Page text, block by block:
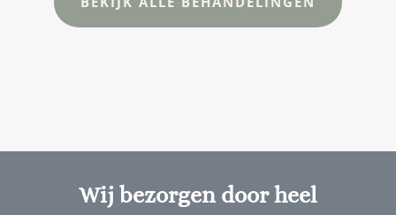
Wij bezorgen door heel